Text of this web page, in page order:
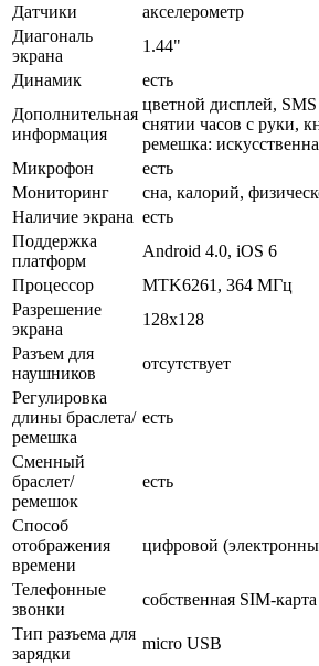
Датчики
акселерометр
Диагональ
экрана
1.44"
Динамик
есть
Дополнительная
информация
цветной дисплей,
снятии часов с руки,
ремешка:
Микрофон
есть
Мониторинг
сна, калорий,
Наличие экрана есть
Поддержка
платформ
Android 4.0, iOS 6
Процессор
MTK6261, 364 МГц
Разрешение
экрана
128x128
Разъем для
наушников
отсутствует
Регулировка
длины браслета/
ремешка
есть
Сменный
браслет/
ремешок
есть
Способ
отображения
времени
цифровой
Телефонные
звонки
собственная SIM-карта
Тип разъема для
зарядки
micro USB